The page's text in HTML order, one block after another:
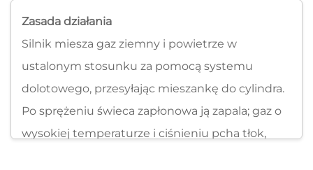
Zasada działania
Silnik miesza gaz ziemny i powietrze w
ustalonym stosunku za pomocą systemu
dolotowego, przesyłając mieszankę do cylindra.
Po sprężeniu świeca zapłonowa ją zapala; gaz o
wysokiej temperaturze i ciśnieniu pcha tłok,